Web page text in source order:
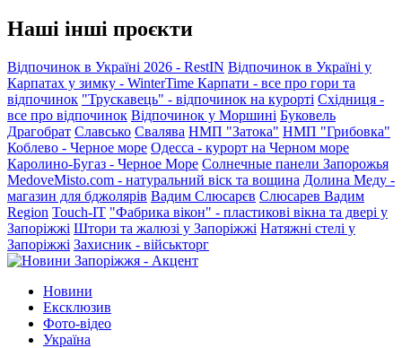
Наші інші проєкти
Відпочинок в Україні 2026 - RestIN Відпочинок в Україні у
Карпатах у зимку - WinterTime Карпати - все про гори та
відпочинок "Трускавець" - відпочинок на курорті Східниця -
все про відпочинок Відпочинок у Моршині Буковель
Драгобрат Славсько Свалява НМП "Затока" НМП "Грибовка"
Коблево - Черное море Одесса - курорт на Черном море
Каролино-Бугаз - Черное Море Солнечные панели Запорожья
MedoveMisto.com - натуральний віск та вощина Долина Меду -
магазин для бджолярів Вадим Слюсарєв Слюсарев Вадим
Region Touch-IT "Фабрика вікон" - пластикові вікна та двері у
Запоріжжі Штори та жалюзі у Запоріжжі Натяжні стелі у
Запоріжжі Захисник - військторг
Новини
Ексклюзив
Фото-відео
Україна